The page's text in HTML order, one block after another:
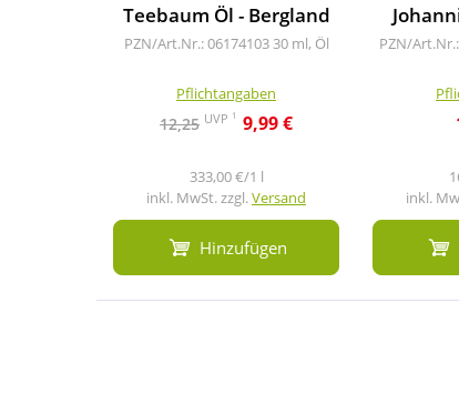
Teebaum Öl - Bergland
PZN/Art.Nr.: 06174103 30 ml, Öl
Pflichtangaben
12,25 UVP 1 9,99 €
333,00 €/1 l
inkl. MwSt. zzgl.Versand
Hinzufügen
PZN/
inkl.